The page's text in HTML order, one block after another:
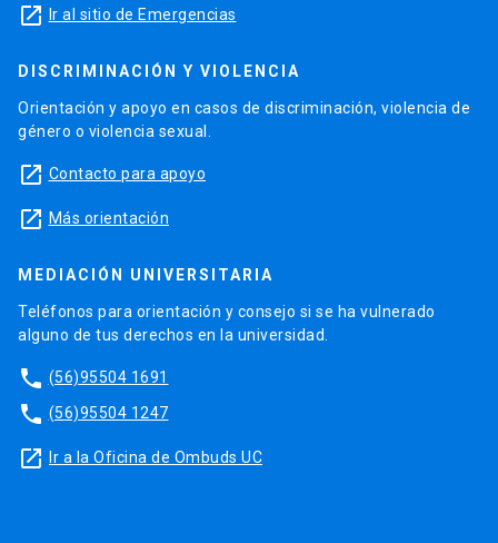
launch Ir al sitio de Emergencias
DISCRIMINACIÓN Y VIOLENCIA
Orientación y apoyo en casos de discriminación, violencia de
género o violencia sexual.
launch Contacto para apoyo
launch Más orientación
MEDIACIÓN UNIVERSITARIA
Teléfonos para orientación y consejo si se ha vulnerado
alguno de tus derechos en la universidad.
phone (56)95504 1691
phone (56)95504 1247
launch Ir a la Oficina de Ombuds UC